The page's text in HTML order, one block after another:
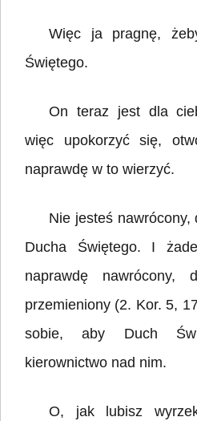
Więc ja pragnę,
Świętego.
On teraz jest dla
więc upokorzyć się,
naprawdę w to wierzyć.
Nie jesteś
Ducha Świętego. I
naprawdę nawrócony,
przemieniony (2. Kor. 5,
sobie, aby Duch
kierownictwo nad nim.
O, jak lubisz